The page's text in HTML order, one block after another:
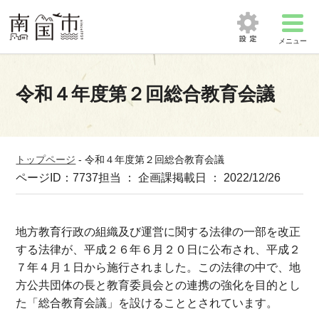
メニュー
令和４年度第２回総合教育会議
トップページ -令和４年度第２回総合教育会議
ページID：7737担当 ： 企画課掲載日 ： 2022/12/26
地方教育行政の組織及び運営に関する法律の一部を改正
する法律が、平成２６年６月２０日に公布され、平成２
７年４月１日から施行されました。この法律の中で、地
方公共団体の長と教育委員会との連携の強化を目的とし
た「総合教育会議」を設けることとされています。